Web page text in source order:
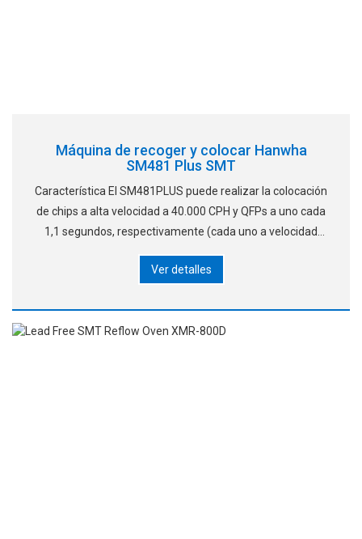
Máquina de recoger y colocar Hanwha
SM481 Plus SMT
Característica El SM481PLUS puede realizar la colocación
de chips a alta velocidad a 40.000 CPH y QFPs a uno cada
1,1 segundos, respectivamente (cada uno a velocidad
tiempo real patentada por Hanwha, wh
Ver detalles